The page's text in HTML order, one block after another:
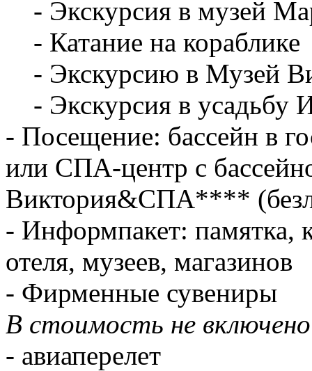
- Экскурсия в музей
- Катание на кораблике
- Экскурсию в Музей
- Экскурсия в усадьбу
- Посещение: бассейн в
или СПА-центр с
Виктория&СПА****
- Информпакет: памятка,
отеля, музеев, магазинов
- Фирменные сувениры
В стоимость не включено
- авиаперелет